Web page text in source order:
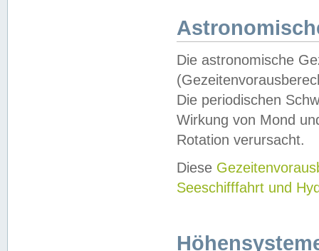
Die astronomische
Die periodischen
Wirkung von Mond
Rotation verursacht.
Diese
Seeschifffahrt und